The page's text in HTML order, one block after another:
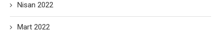
Nisan 2022
Mart 2022